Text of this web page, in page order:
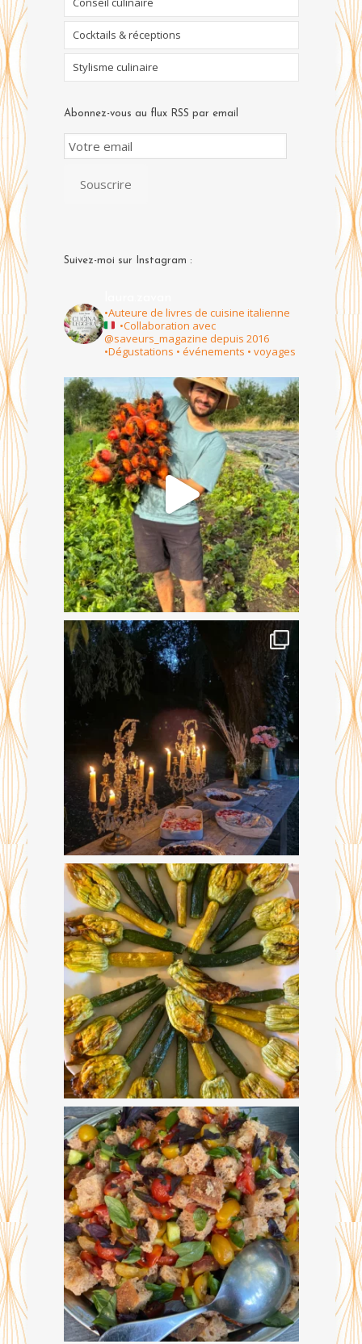
Cocktails & réceptions
Stylisme culinaire
Abonnez-vous au flux RSS par email
Email
Subscription
Souscrire
Suivez-moi sur Instagram :
•Auteure de livres de cuisine italienne
•Collaboration avec
@saveurs_magazine depuis 2016
•Dégustations • événements • voyages